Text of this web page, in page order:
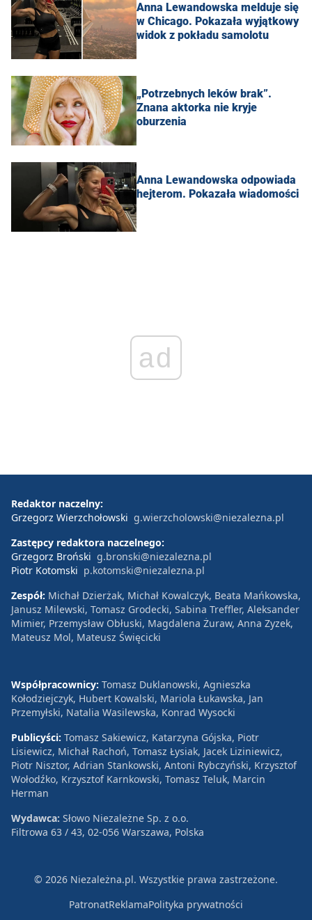
Anna Lewandowska melduje się
w Chicago. Pokazała wyjątkowy
widok z pokładu samolotu
„Potrzebnych leków brak”.
Znana aktorka nie kryje
oburzenia
Anna Lewandowska odpowiada
hejterom. Pokazała wiadomości
ad
Redaktor naczelny:
Grzegorz Wierzchołowski g.wierzcholowski@niezalezna.pl
Zastępcy redaktora naczelnego:
Grzegorz Broński g.bronski@niezalezna.pl
Piotr Kotomski p.kotomski@niezalezna.pl
Zespół: Michał Dzierżak, Michał Kowalczyk, Beata Mańkowska,
Janusz Milewski, Tomasz Grodecki, Sabina Treffler, Aleksander
Mimier, Przemysław Obłuski, Magdalena Żuraw, Anna Zyzek,
Mateusz Mol, Mateusz Święcicki
Współpracownicy: Tomasz Duklanowski, Agnieszka
Kołodziejczyk, Hubert Kowalski, Mariola Łukawska, Jan
Przemyłski, Natalia Wasilewska, Konrad Wysocki
Publicyści: Tomasz Sakiewicz, Katarzyna Gójska, Piotr
Lisiewicz, Michał Rachoń, Tomasz Łysiak, Jacek Liziniewicz,
Piotr Nisztor, Adrian Stankowski, Antoni Rybczyński, Krzysztof
Wołodźko, Krzysztof Karnkowski, Tomasz Teluk, Marcin
Herman
Wydawca: Słowo Niezależne Sp. z o.o.
Filtrowa 63 / 43, 02-056 Warszawa, Polska
© 2026 Niezależna.pl. Wszystkie prawa zastrzeżone.
PatronatReklamaPolityka prywatności